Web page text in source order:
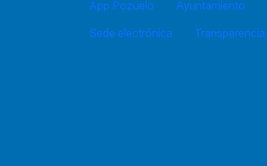
App Pozuelo Ayuntamiento
Sede electrónica
Transparencia